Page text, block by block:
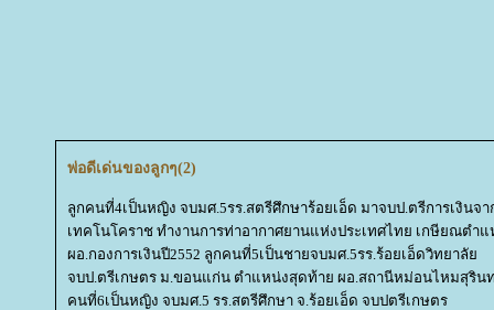
พ่อดีเด่นของลูกๆ(2)
ลูกคนที่4เป็นหญิง จบมศ.5รร.สตรีศึกษาร้อยเอ็ด มาจบป.ตรีการเงินจา
เทคโนโคราช ทำงานการท่าอากาศยานแห่งประเทศไทย เกษียณตำ
ผอ.กองการเงินปี2552 ลูกคนที่5เป็นชายจบมศ.5รร.ร้อยเอ็ดวิทยาลั
จบป.ตรีเกษตร ม.ขอนแก่น ตำแหน่งสุดท้าย ผอ.สถานีหม่อนไหมสุริน
คนที่6เป็นหญิง จบมศ.5 รร.สตรีศึกษา จ.ร้อยเอ็ด จบปตรีเกษตร